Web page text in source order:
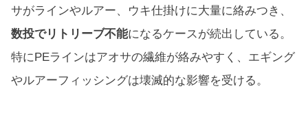
サがラインやルアー、ウキ仕掛けに大量に絡みつき、
数投でリトリーブ不能になるケースが続出している。
特にPEラインはアオサの繊維が絡みやすく、エギング
やルアーフィッシングは壊滅的な影響を受ける。